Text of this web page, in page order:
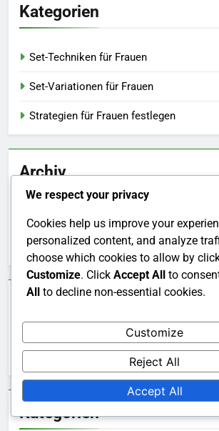
Kategorien
Set-Techniken für Frauen
Set-Variationen für Frauen
Strategien für Frauen festlegen
Archiv
February 2026
January 2026
Suche
Search
Kategorien
We respect your privacy
Cookies help us improve your
personalized content, and analyze
choose which cookies to allow by
Customize. Click Accept All to
All to decline non-essential cookies.
Customize
Reject All
Accept All